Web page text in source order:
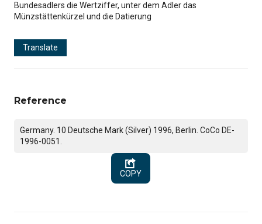
Bundesadlers die Wertziffer, unter dem Adler das
Münzstättenkürzel und die Datierung
Translate
Reference
Germany. 10 Deutsche Mark (Silver) 1996, Berlin. CoCo DE-
1996-0051.
COPY